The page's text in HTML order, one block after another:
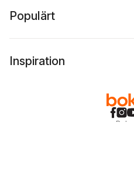
Populärt
Inspiration
Bokus